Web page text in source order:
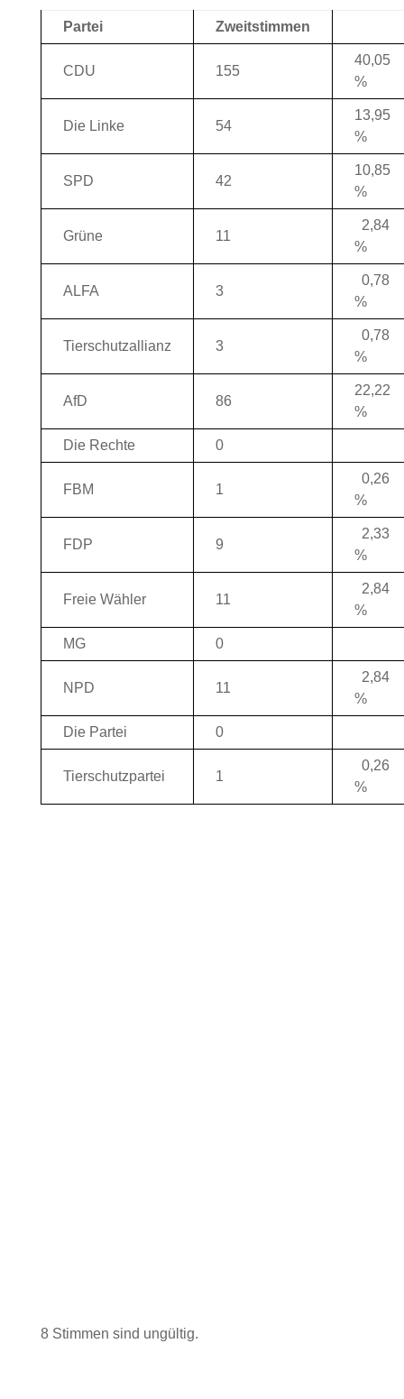
Partei Zweitstimmen
CDU 155
40,05
%
Die Linke 54
13,95
%
SPD 42
10,85
%
Grüne 11
2,84
%
ALFA 3
0,78
%
Tierschutzallianz 3
0,78
%
AfD 86
22,22
%
Die Rechte 0
FBM 1
0,26
%
FDP 9
2,33
%
Freie Wähler 11
2,84
%
MG 0
NPD 11
2,84
%
Die Partei 0
Tierschutzpartei 1
0,26
%
8 Stimmen sind ungültig.